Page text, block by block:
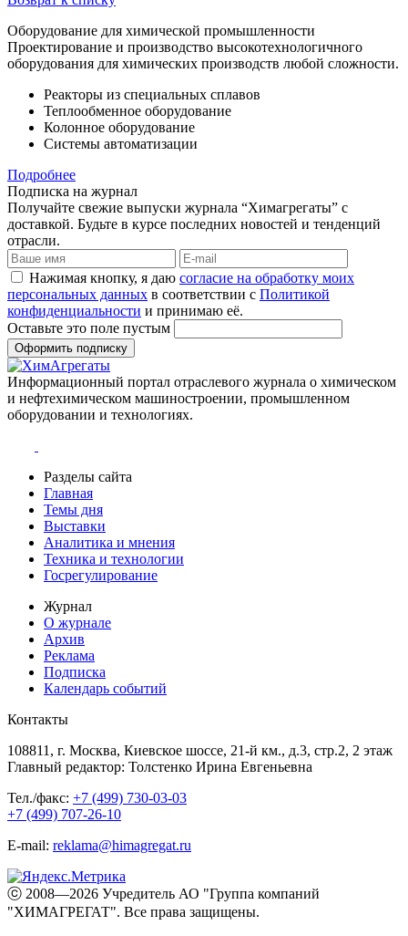
Оборудование для химической промышленности
Проектирование и производство высокотехнологичного
оборудования для химических производств любой сложности.
Реакторы из специальных сплавов
Теплообменное оборудование
Колонное оборудование
Системы автоматизации
Подробнее
Подписка на журнал
Получайте свежие выпуски журнала “Химагрегаты” с
доставкой. Будьте в курсе последних новостей и тенденций
отрасли.
Нажимая кнопку, я даю согласие на обработку моих
персональных данных в соответствии с Политикой
конфиденциальности и принимаю её.
Оставьте это поле пустым
Оформить подписку
Информационный портал отраслевого журнала о химическом
и нефтехимическом машиностроении, промышленном
оборудовании и технологиях.
Разделы сайта
Главная
Темы дня
Выставки
Аналитика и мнения
Техника и технологии
Госрегулирование
Журнал
О журнале
Архив
Реклама
Подписка
Календарь событий
Контакты
108811, г. Москва, Киевское шоссе, 21-й км., д.3, стр.2, 2 этаж
Главный редактор: Толстенко Ирина Евгеньевна
Тел./факс: +7 (499) 730-03-03
+7 (499) 707-26-10
E-mail: reklama@himagregat.ru
ⓒ 2008—2026 Учредитель АО "Группа компаний
"ХИМАГРЕГАТ". Все права защищены.